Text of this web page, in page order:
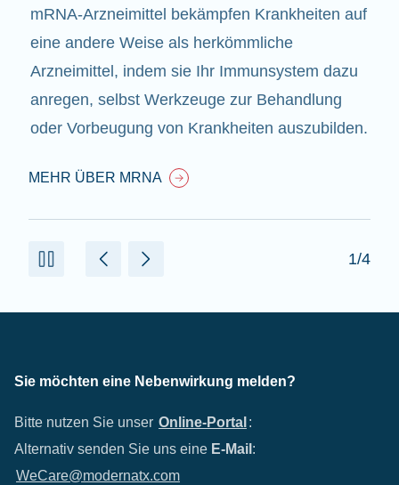
mRNA-Arzneimittel bekämpfen Krankheiten auf
eine andere Weise als herkömmliche
Arzneimittel, indem sie Ihr Immunsystem dazu
anregen, selbst Werkzeuge zur Behandlung
oder Vorbeugung von Krankheiten auszubilden.
MEHR ÜBER MRNA
1/4
Sie möchten eine Nebenwirkung melden?
Bitte nutzen Sie unser Online-Portal :
Alternativ senden Sie uns eine E-Mail :
WeCare@modernatx.com